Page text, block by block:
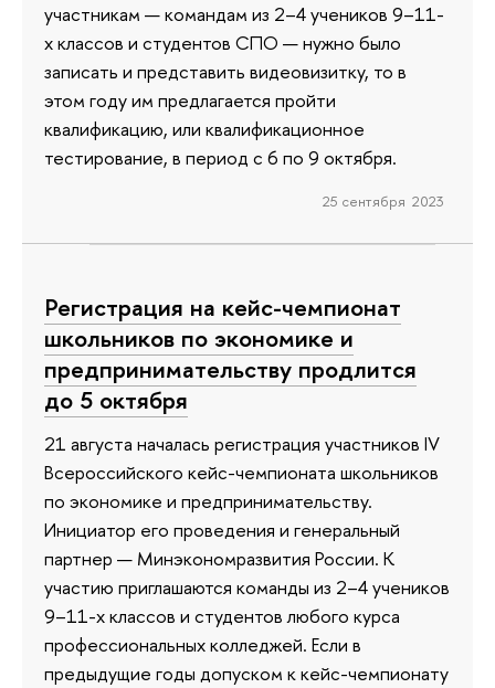
участникам — командам из 2–4 учеников 9–11-
х классов и студентов СПО — нужно было
записать и представить видеовизитку, то в
этом году им предлагается пройти
квалификацию, или квалификационное
тестирование, в период с 6 по 9 октября.
25 сентября 2023
Регистрация на кейс-чемпионат
школьников по экономике и
предпринимательству продлится
до 5 октября
21 августа началась регистрация участников IV
Всероссийского кейс-чемпионата школьников
по экономике и предпринимательству.
Инициатор его проведения и генеральный
партнер — Минэкономразвития России. К
участию приглашаются команды из 2–4 учеников
9–11-х классов и студентов любого курса
профессиональных колледжей. Если в
предыдущие годы допуском к кейс-чемпионату